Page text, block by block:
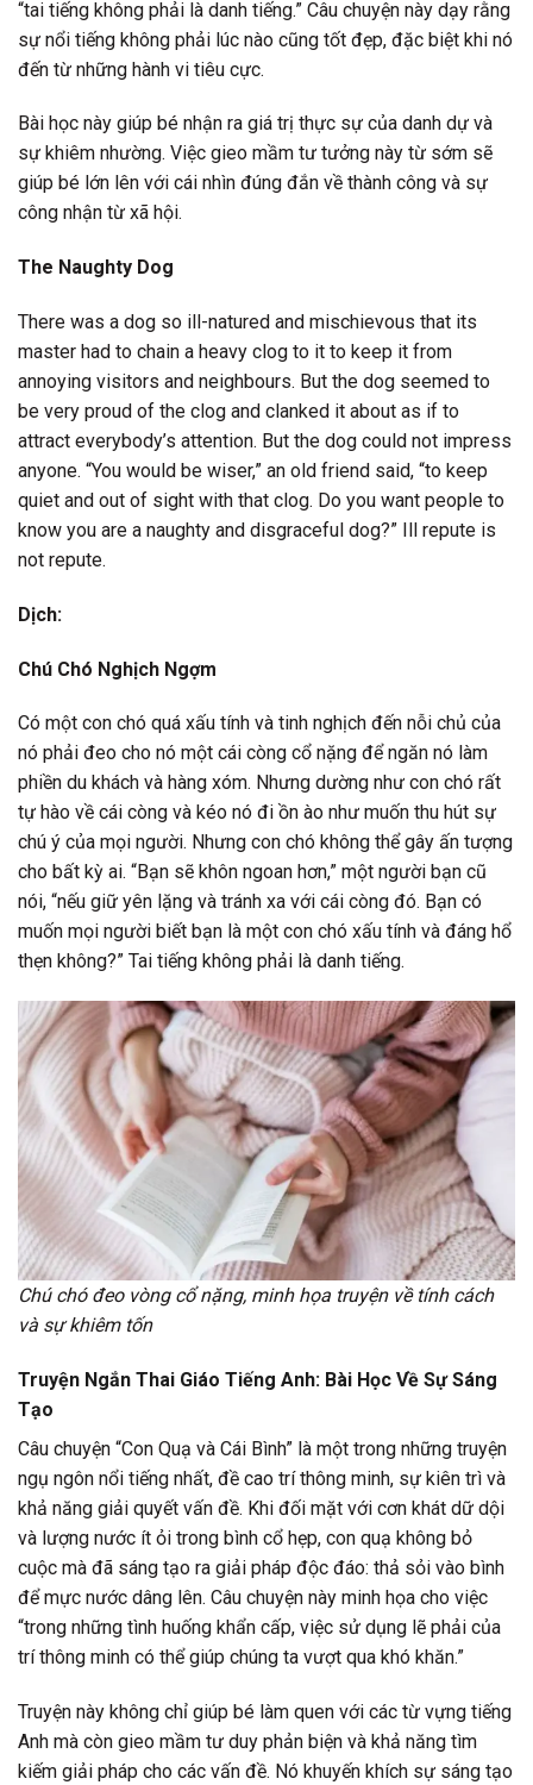
“tai tiếng không phải là danh tiếng.” Câu chuyện này dạy rằng
sự nổi tiếng không phải lúc nào cũng tốt đẹp, đặc biệt khi nó
đến từ những hành vi tiêu cực.
Bài học này giúp bé nhận ra giá trị thực sự của danh dự và
sự khiêm nhường. Việc gieo mầm tư tưởng này từ sớm sẽ
giúp bé lớn lên với cái nhìn đúng đắn về thành công và sự
công nhận từ xã hội.
The Naughty Dog
There was a dog so ill-natured and mischievous that its
master had to chain a heavy clog to it to keep it from
annoying visitors and neighbours. But the dog seemed to
be very proud of the clog and clanked it about as if to
attract everybody’s attention. But the dog could not impress
anyone. “You would be wiser,” an old friend said, “to keep
quiet and out of sight with that clog. Do you want people to
know you are a naughty and disgraceful dog?” Ill repute is
not repute.
Dịch:
Chú Chó Nghịch Ngợm
Có một con chó quá xấu tính và tinh nghịch đến nỗi chủ của
nó phải đeo cho nó một cái còng cổ nặng để ngăn nó làm
phiền du khách và hàng xóm. Nhưng dường như con chó rất
tự hào về cái còng và kéo nó đi ồn ào như muốn thu hút sự
chú ý của mọi người. Nhưng con chó không thể gây ấn tượng
cho bất kỳ ai. “Bạn sẽ khôn ngoan hơn,” một người bạn cũ
nói, “nếu giữ yên lặng và tránh xa với cái còng đó. Bạn có
muốn mọi người biết bạn là một con chó xấu tính và đáng hổ
thẹn không?” Tai tiếng không phải là danh tiếng.
Chú chó đeo vòng cổ nặng, minh họa truyện về tính cách
và sự khiêm tốn
Truyện Ngắn Thai Giáo Tiếng Anh: Bài Học Về Sự Sáng
Tạo
Câu chuyện “Con Quạ và Cái Bình” là một trong những truyện
ngụ ngôn nổi tiếng nhất, đề cao trí thông minh, sự kiên trì và
khả năng giải quyết vấn đề. Khi đối mặt với cơn khát dữ dội
và lượng nước ít ỏi trong bình cổ hẹp, con quạ không bỏ
cuộc mà đã sáng tạo ra giải pháp độc đáo: thả sỏi vào bình
để mực nước dâng lên. Câu chuyện này minh họa cho việc
“trong những tình huống khẩn cấp, việc sử dụng lẽ phải của
trí thông minh có thể giúp chúng ta vượt qua khó khăn.”
Truyện này không chỉ giúp bé làm quen với các từ vựng tiếng
Anh mà còn gieo mầm tư duy phản biện và khả năng tìm
kiếm giải pháp cho các vấn đề. Nó khuyến khích sự sáng tạo